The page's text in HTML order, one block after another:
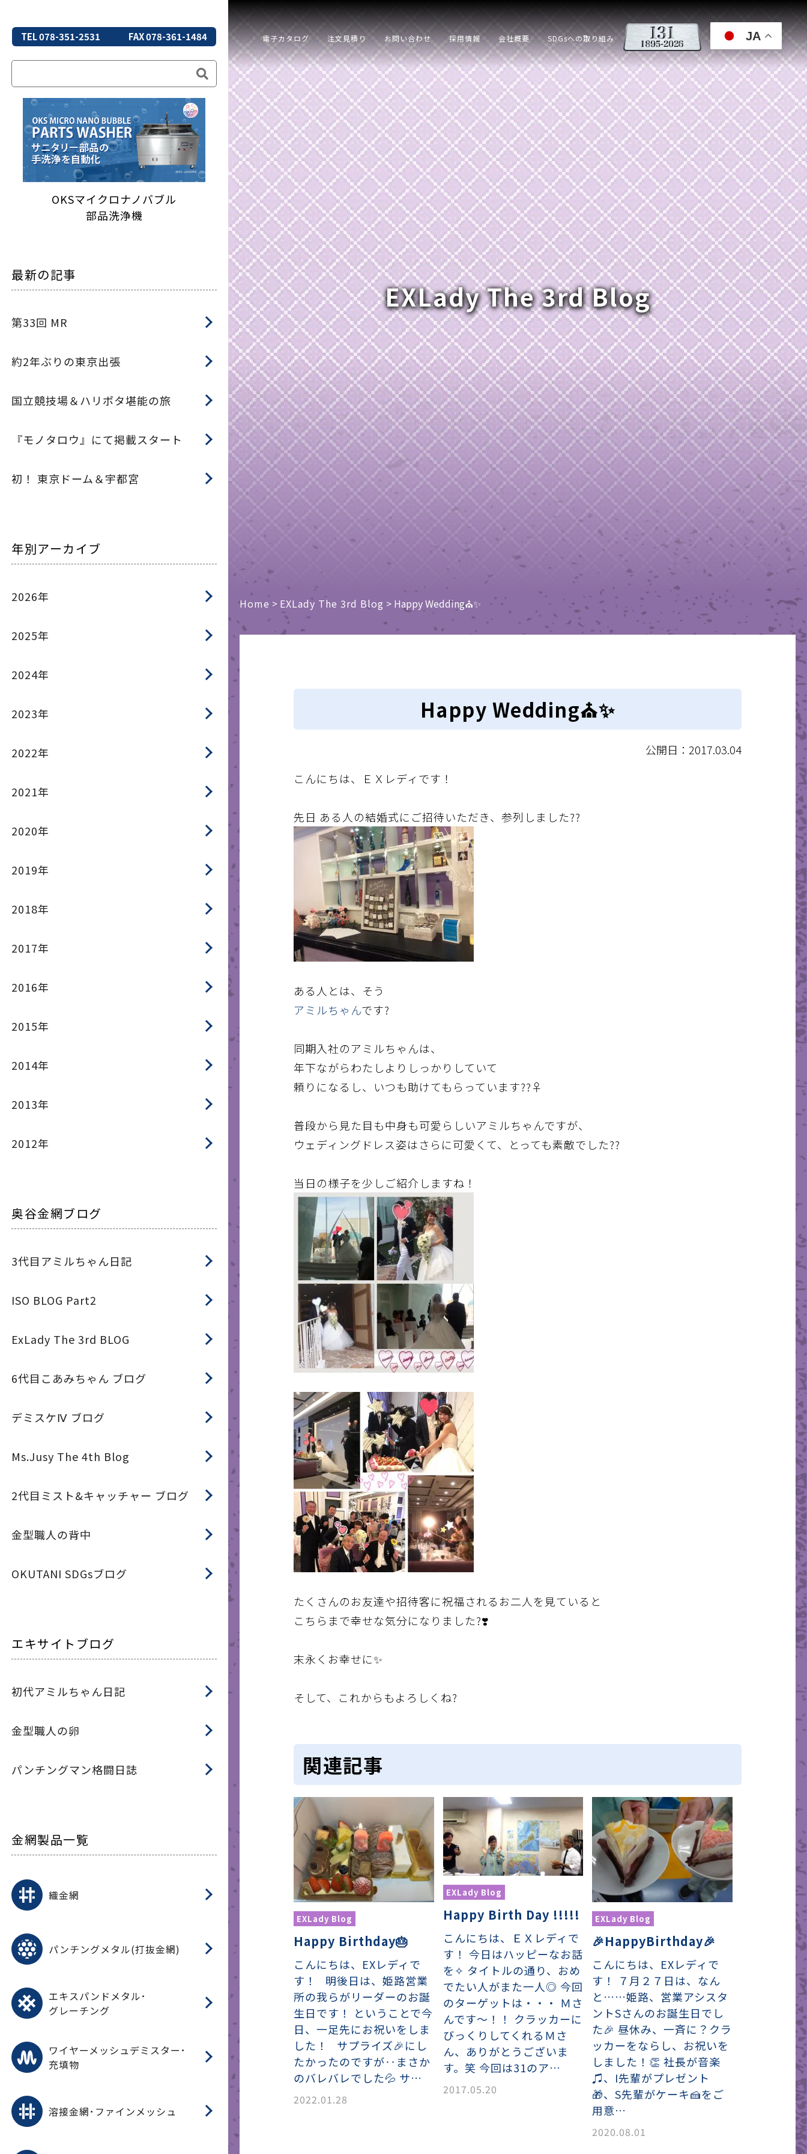
TEL 078-351-2531 FAX 078-361-1484
OKSマイクロナノバブル
部品洗浄機
最新の記事
第33回 MR
約2年ぶりの東京出張
国立競技場＆ハリポタ堪能の旅
『モノタロウ』にて掲載スタート
初！ 東京ドーム＆宇都宮
年別アーカイブ
2026年
2025年
2024年
2023年
2022年
2021年
2020年
2019年
2018年
2017年
2016年
2015年
2014年
2013年
2012年
奥谷金網ブログ
3代目アミルちゃん日記
ISO BLOG Part2
ExLady The 3rd BLOG
6代目こあみちゃん ブログ
デミスケⅣ ブログ
Ms.Jusy The 4th Blog
2代目ミスト&キャッチャー ブログ
金型職人の背中
OKUTANI SDGsブログ
エキサイトブログ
初代アミルちゃん日記
金型職人の卵
パンチングマン格闘日誌
金網製品一覧
織金網
平織金網網目一覧表
綾織金網網目一覧表
特殊線材メッシュ網目一覧
マグネステン®金網
マグネステン®金網網目一覧表
平畳織金網
綾畳織金網
クリンプ織金網
ロッククリンプ織金網
フラットトップ織金網
(滑面式金網)
トンキャップ織金網
(長目金網)
タイロッド織金網
振動篩用金網について
JIS試験用ふるい
ワイヤーネットコンベヤー
装飾用織金網
ワイヤーゲージ（線番）
織金網加工品
パンチングメタル(打抜金網)
金型パターン
在庫リスト
造粒機及び粉砕機用
遠心分離機用
スーパーパンチング™
SUPER PUNCHING™
スーパーパンチング™
標準金型リスト
スーパーパンチング™
在庫リスト
ODSサニタリーストレーナー™
二相ステンレス鋼パンチング
耐摩耗鋼板HARDOX®
エンボス・ディンプル加工
樹脂パンチング™
（プラスチックパンチング）
セレクト カラー・サイズ
樹脂パンチング™（PVC）
オーダーシート
（炭素繊維強化熱可塑性樹
パンチング™
大開孔率パンチング™
（X-OPEN AREA
PUNCHING）
C.G.P/コンピューター
グラフィックパンチング
開孔率自動計算(%)
重量自動計算(kg)
パンチングメタル加工品
エキスパンドメタル･
グレーチング
エキスパンドメタル
CFRTP EXメッシュ『CF
グレーチング
ワイヤーメッシュデミスター･
充填物
ワイヤーメッシュデミスター
蒸留用填充物
デミスター加工品
溶接金網･ファインメッシュ
ファインメッシュ
ファインメッシュ加工品
EXLady The 3rd Blog
電子カタログ 注文見積り お問い合わせ 採用情報 会社概要 SDGsへの取り組み JA
Home > EXLady The 3rd Blog > Happy Wedding⛪️✨
Happy Wedding⛪️✨
公開日：2017.03.04
こんにちは、ＥＸレディです！
先日 ある人の結婚式にご招待いただき、参列しました??
ある人とは、そう
アミルちゃんです?
同期入社のアミルちゃんは、
年下ながらわたしよりしっかりしていて
頼りになるし、いつも助けてもらっています??‍♀️
普段から見た目も中身も可愛らしいアミルちゃんですが、
ウェディングドレス姿はさらに可愛くて、とっても素敵でした??
当日の様子を少しご紹介しますね！
たくさんのお友達や招待客に祝福されるお二人を見ていると
こちらまで幸せな気分になりました?❣️
末永くお幸せに✨
そして、これからもよろしくね?
関連記事
EXLady Blog
Happy Birthday🎂
こんにちは、EXレディで
す！ 明後日は、姫路営業
所の我らがリーダーのお誕
生日です！ ということで今
日、一足先にお祝いをしま
した！ サプライズ🎉にし
たかったのですが‥まさか
のバレバレでした💦 サ…
2022.01.28
EXLady Blog
Happy Birth Day !!!!!
こんにちは、ＥＸレディで
す！ 今日はハッピーなお話
を✧ タイトルの通り、おめ
でたい人がまた一人◎ 今回
のターゲットは・・・ Ｍさ
んです～！！ クラッカーに
びっくりしてくれるＭさ
ん、ありがとうございま
す。笑 今回は31のア…
2017.05.20
EXLady Blog
🎉HappyBirthday🎉
こんにちは、EXレディで
す！ ７月２７日は、なん
と……姫路、営業アシスタ
ントSさんのお誕生日でし
た🎉 昼休み、一斉に？クラ
ッカーをならし、お祝いを
しました！👏 社長が音楽
♫、I先輩がプレゼント
🎁、S先輩がケーキ🍰をご
用意…
2020.08.01